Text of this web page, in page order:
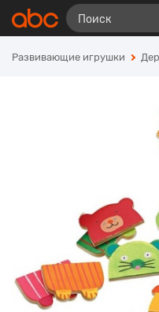
Развивающие игрушки